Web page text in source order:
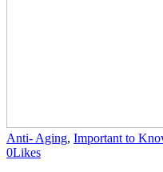
Anti- Aging, Important to
0Likes